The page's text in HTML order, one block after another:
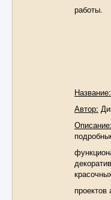
работы.
Название:
Автор:
Описание: